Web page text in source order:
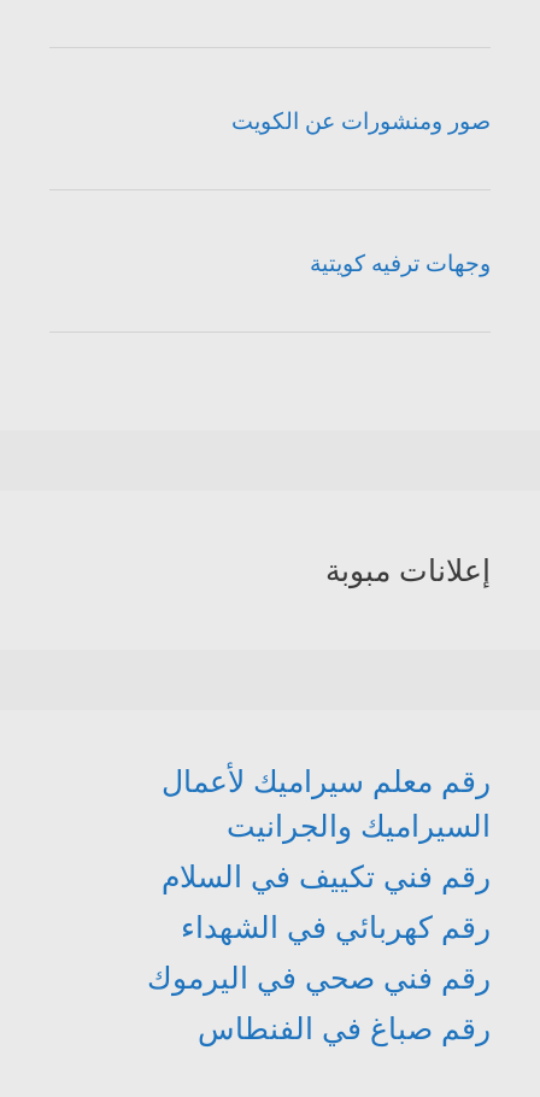
صور ومنشورات عن الكويت
وجهات ترفيه كويتية
إعلانات مبوبة
رقم معلم سيراميك لأعمال
السيراميك والجرانيت
رقم فني تكييف في السلام
رقم كهربائي في الشهداء
رقم فني صحي في اليرموك
رقم صباغ في الفنطاس